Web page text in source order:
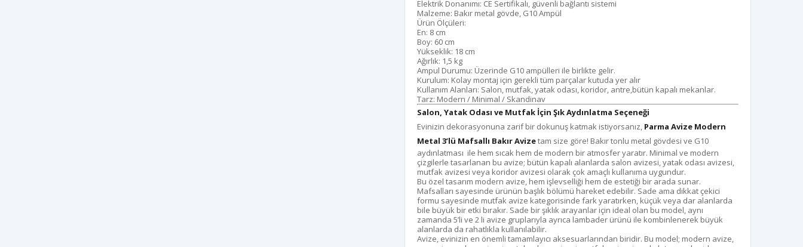
Elektrik Donanımı: CE Sertifikalı, güvenli bağlantı sistemi
Malzeme: Bakır metal gövde, G10 Ampül
Ürün Ölçüleri:
En: 8 cm
Boy: 60 cm
Yükseklik: 18 cm
Ağırlık: 1,5 kg
Ampul Durumu: Üzerinde G10 ampülleri ile birlikte gelir.
Kurulum: Kolay montaj için gerekli tüm parçalar kutuda yer alır
Kullanım Alanları: Salon, mutfak, yatak odası, koridor, antre,bütün kapalı mekanlar.
Tarz: Modern / Minimal / Skandinav
Salon, Yatak Odası ve Mutfak İçin Şık Aydınlatma Seçeneği
Evinizin dekorasyonuna zarif bir dokunuş katmak istiyorsanız, Parma Avize Modern
Metal 3’lü Mafsallı Bakır Avizetam size göre! Bakır tonlu metal gövdesi ve G10
aydınlatması ile hem sıcak hem de modern bir atmosfer yaratır. Minimal ve modern
çizgilerle tasarlanan bu avize; bütün kapalı alanlarda salon avizesi, yatak odası avizesi,
mutfak avizesi veya koridor avizesi olarak çok amaçlı kullanıma uygundur.
Bu özel tasarım modern avize, hem işlevselliği hem de estetiği bir arada sunar.
Mafsalları sayesinde ürünün başlık bölümü hareket edebilir. Sade ama dikkat çekici
formu sayesinde mutfak avize kategorisinde fark yaratırken, küçük veya dar alanlarda
bile büyük bir etki bırakır. Sade bir şıklık arayanlar için ideal olan bu model, aynı
zamanda 5’li ve 2 li avize gruplarıyla ayrıca lambader ürünü ile kombinlenerek büyük
alanlarda da rahatlıkla kullanılabilir.
Avize, evinizin en önemli tamamlayıcı aksesuarlarından biridir. Bu model; modern avize,